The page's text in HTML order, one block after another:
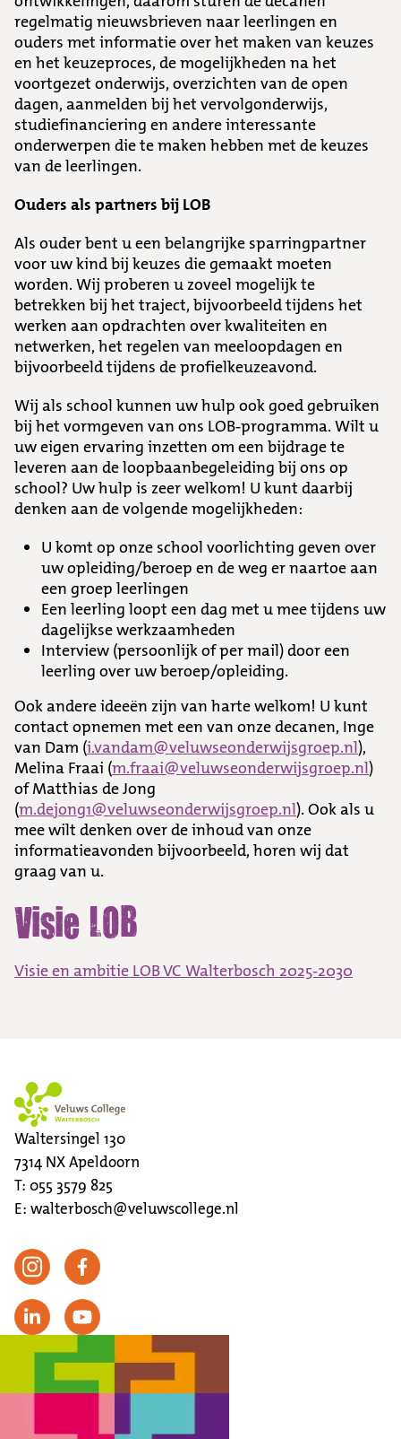
regelmatig nieuwsbrieven naar leerlingen en
ouders met informatie over het maken van keuzes
en het keuzeproces, de mogelijkheden na het
voortgezet onderwijs, overzichten van de open
dagen, aanmelden bij het vervolgonderwijs,
studiefinanciering en andere interessante
onderwerpen die te maken hebben met de keuzes
van de leerlingen.
Ouders als partners bij LOB
Als ouder bent u een belangrijke sparringpartner
voor uw kind bij keuzes die gemaakt moeten
worden. Wij proberen u zoveel mogelijk te
betrekken bij het traject, bijvoorbeeld tijdens het
werken aan opdrachten over kwaliteiten en
netwerken, het regelen van meeloopdagen en
bijvoorbeeld tijdens de profielkeuzeavond.
Wij als school kunnen uw hulp ook goed gebruiken
bij het vormgeven van ons LOB-programma. Wilt u
uw eigen ervaring inzetten om een bijdrage te
leveren aan de loopbaanbegeleiding bij ons op
school? Uw hulp is zeer welkom! U kunt daarbij
denken aan de volgende mogelijkheden:
U komt op onze school voorlichting geven over
uw opleiding/beroep en de weg er naartoe aan
een groep leerlingen
Een leerling loopt een dag met u mee tijdens uw
dagelijkse werkzaamheden
Interview (persoonlijk of per mail) door een
leerling over uw beroep/opleiding.
Ook andere ideeën zijn van harte welkom! U kunt
contact opnemen met een van onze decanen, Inge
van Dam (i.vandam@veluwseonderwijsgroep.nl),
Melina Fraai (m.fraai@veluwseonderwijsgroep.nl)
of Matthias de Jong
(m.dejong1@veluwseonderwijsgroep.nl). Ook als u
mee wilt denken over de inhoud van onze
informatieavonden bijvoorbeeld, horen wij dat
graag van u.
Visie LOB
Visie en ambitie LOB VC Walterbosch 2025-2030
Waltersingel 130
7314 NXApeldoorn
T: 055 3579 825
E: walterbosch@veluwscollege.nl